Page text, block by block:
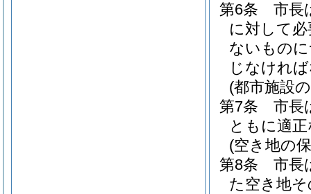
第6条
市長
に対して
ないもの
じなけれ
(都市施設
第7条
市長
ともに適
(空き地の
第8条
市長
た空き地